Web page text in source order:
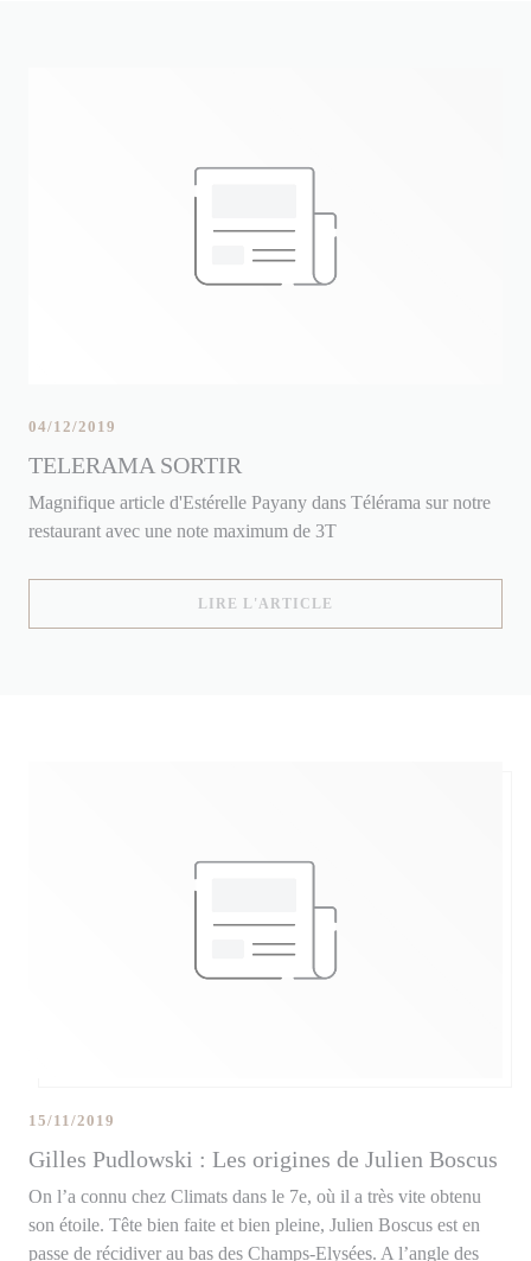
TELERAMA SORTIR
04/12/2019
Magnifique article d'Estérelle Payany dans Télérama sur notre
restaurant avec une note maximum de 3T
LIRE L'ARTICLE
Gilles Pudlowski : Les origines de Julien Boscus
15/11/2019
On l’a connu chez Climats dans le 7e, où il a très vite obtenu
son étoile. Tête bien faite et bien pleine, Julien Boscus est en
passe de récidiver au bas des Champs-Elysées. A l’angle des